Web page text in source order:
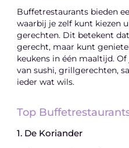
Buffetrestaurants bieden
waarbij je zelf kunt kiezen
gerechten. Dit betekent
gerecht, maar kunt
keukens in één maaltijd.
van sushi, grillgerechten,
ieder wat wils.
Top
1. De Koriander